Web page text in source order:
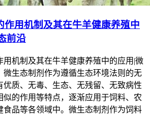
作用机制及其在牛羊健康养殖中
前沿
用机制及其在牛羊健康养殖中的应用|微
微生态制剂作为遵循生态环境法则的无
优质、无毒、生态、无残留、无致病性
似的作用等特点，逐渐应用于饲料、农
食品等各领域中。微生态制剂作为饲料